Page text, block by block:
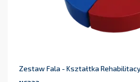
Zestaw Fala - Kształtka